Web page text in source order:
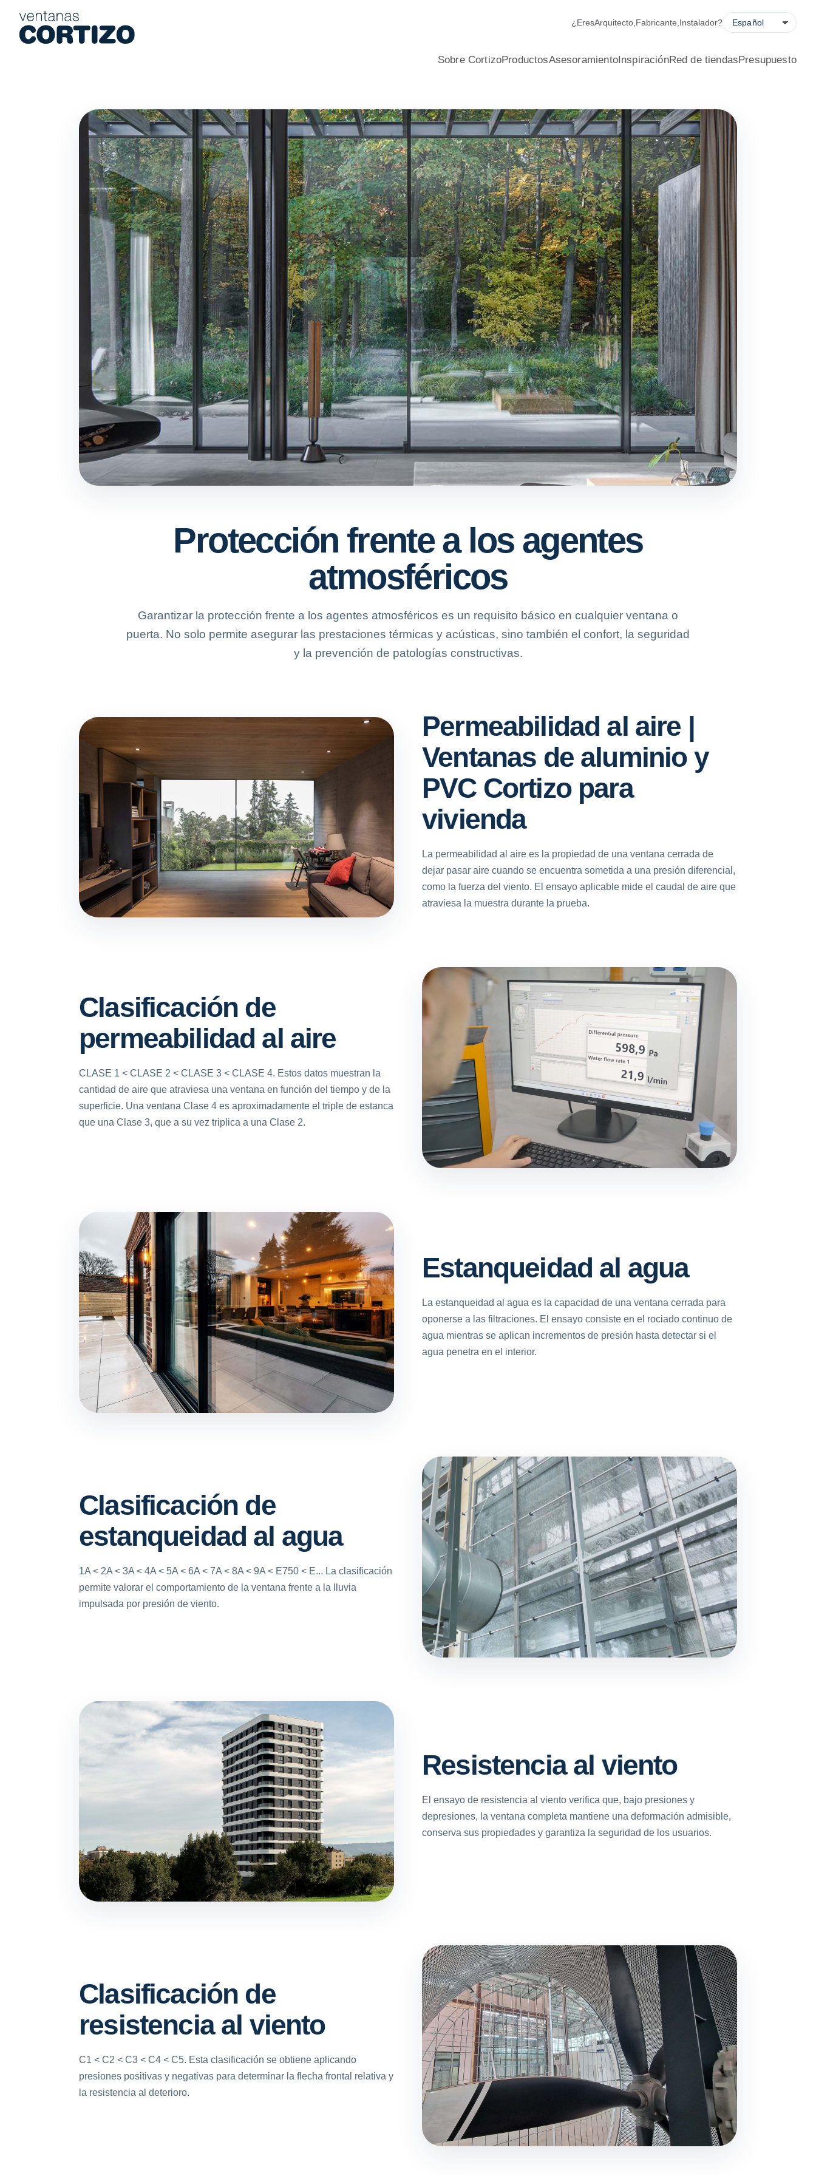
Ventanas Cortizo es una red especializada en ventanas de aluminio y PVC para viviendas, con asesoramiento profesional, calculadora de ahorro energético, solicitud de presupuesto y
Productos
Asesoramiento
¿EresArquitecto Fabricante Instalador?
Sobre CortizoProductosAsesoramientoInspiraciónRed de tiendasPresupuesto
Protección frente a los agentes
atmosféricos
Garantizar la protección frente a los agentes atmosféricos es un requisito básico en cualquier ventana o
puerta. No solo permite asegurar las prestaciones térmicas y acústicas, sino también el confort, la seguridad
y la prevención de patologías constructivas.
Permeabilidad al aire |
Ventanas de aluminio y
PVC Cortizo para
vivienda
La permeabilidad al aire es la propiedad de una ventana cerrada de
dejar pasar aire cuando se encuentra sometida a una presión diferencial,
como la fuerza del viento. El ensayo aplicable mide el caudal de aire que
atraviesa la muestra durante la prueba.
Clasificación de
permeabilidad al aire
CLASE 1 < CLASE 2 < CLASE 3 < CLASE 4. Estos datos muestran la
cantidad de aire que atraviesa una ventana en función del tiempo y de la
superficie. Una ventana Clase 4 es aproximadamente el triple de estanca
que una Clase 3, que a su vez triplica a una Clase 2.
Estanqueidad al agua
La estanqueidad al agua es la capacidad de una ventana cerrada para
oponerse a las filtraciones. El ensayo consiste en el rociado continuo de
agua mientras se aplican incrementos de presión hasta detectar si el
agua penetra en el interior.
Clasificación de
estanqueidad al agua
1A < 2A < 3A < 4A < 5A < 6A < 7A < 8A < 9A < E750 < E... La clasificación
permite valorar el comportamiento de la ventana frente a la lluvia
impulsada por presión de viento.
Resistencia al viento
El ensayo de resistencia al viento verifica que, bajo presiones y
depresiones, la ventana completa mantiene una deformación admisible,
conserva sus propiedades y garantiza la seguridad de los usuarios.
Clasificación de
resistencia al viento
C1 < C2 < C3 < C4 < C5. Esta clasificación se obtiene aplicando
presiones positivas y negativas para determinar la flecha frontal relativa y
la resistencia al deterioro.